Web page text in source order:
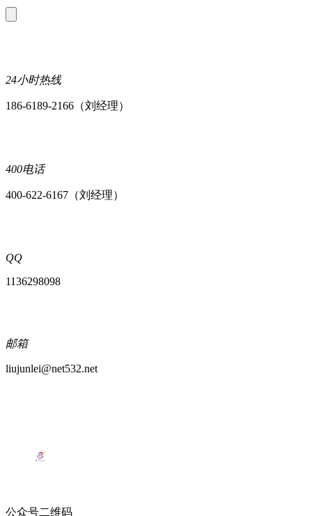
24小时热线
186-6189-2166（刘经理）
400电话
400-622-6167（刘经理）
QQ
1136298098
邮箱
liujunlei@net532.net
公众号二维码